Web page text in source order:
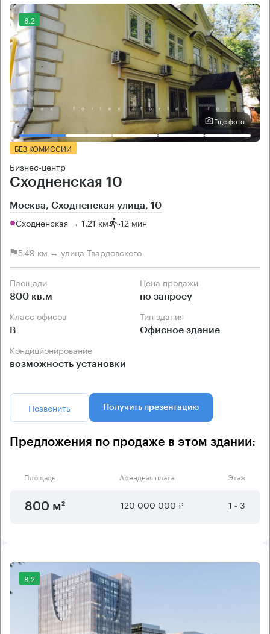
8.2
Еще фото
БЕЗ КОМИССИИ
Бизнес-центр
Сходненская 10
Москва, Сходненская улица, 10
Сходненская → 1.21 км ~12 мин
5.49 км → улица Твардовского
Площади
800 кв.м
Цена продажи
по запросу
Класс офисов
B
Тип здания
Офисное здание
Кондиционирование
возможность установки
Позвонить Получить презентацию
Предложения по продаже в этом здании:
Площадь Арендная плата Этаж
800 м² 120 000 000 ₽ 1 - 3
8.2